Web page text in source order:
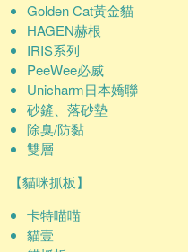
Golden Cat黃金貓
HAGEN赫根
IRIS系列
PeeWee必威
Unicharm日本嬌聯
砂鏟、落砂墊
除臭/防黏
雙層
【貓咪抓板】
卡特喵喵
貓壹